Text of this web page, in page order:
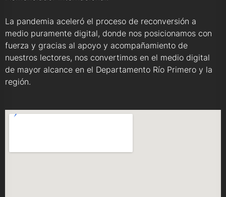
La pandemia aceleró el proceso de reconversión a
medio puramente digital, donde nos posicionamos con
fuerza y gracias al apoyo y acompañamiento de
nuestros lectores, nos convertimos en el medio digital
de mayor alcance en el Departamento Río Primero y la
región.